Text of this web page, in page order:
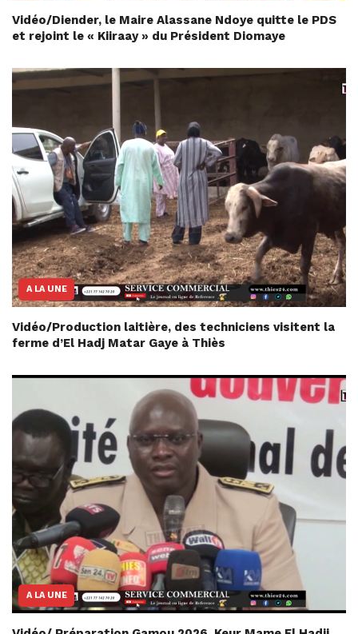
Vidéo/Diender, le Maire Alassane Ndoye quitte le PDS
et rejoint le « Kiiraay » du Président Diomaye
A LA UNE
Vidéo/Production laitière, des techniciens visitent la
ferme d’El Hadj Matar Gaye à Thiès
A LA UNE